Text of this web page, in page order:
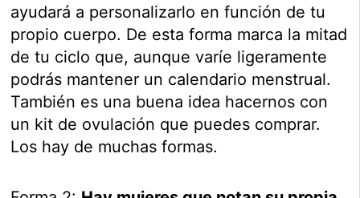
ayudará a personalizarlo en función de tu
propio cuerpo. De esta forma marca la mitad
de tu ciclo que, aunque varíe ligeramente
podrás mantener un calendario menstrual.
También es una buena idea hacernos con
un kit de ovulación que puedes comprar.
Los hay de muchas formas.